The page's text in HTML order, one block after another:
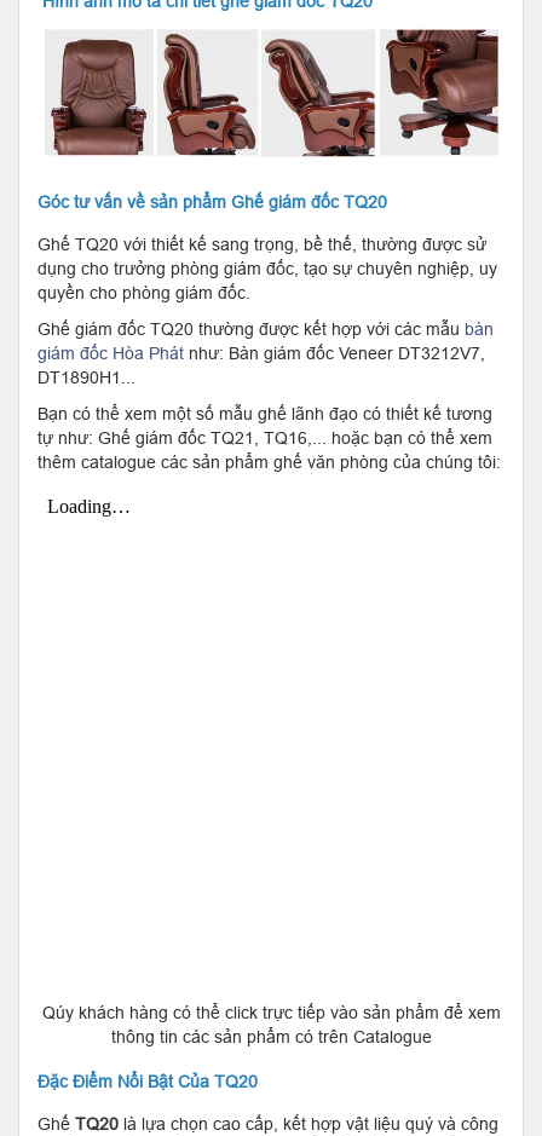
Góc tư vấn về sản phẩm Ghế giám đốc TQ20
Ghế TQ20 với thiết kế sang trọng, bề thế, thường được sử
dụng cho trưởng phòng giám đốc, tạo sự chuyên nghiệp, uy
quyền cho phòng giám đốc.
Ghế giám đốc TQ20 thường được kết hợp với các mẫu bàn
giám đốc Hòa Phát như: Bàn giám đốc Veneer DT3212V7,
DT1890H1...
Bạn có thể xem một số mẫu ghế lãnh đạo có thiết kế tương
tự như: Ghế giám đốc TQ21, TQ16,... hoặc bạn có thể xem
thêm catalogue các sản phẩm ghế văn phòng của chúng tôi:
Qúy khách hàng có thể click trực tiếp vào sản phẩm để xem
thông tin các sản phẩm có trên Catalogue
Đặc Điểm Nổi Bật Của TQ20
Ghế TQ20 là lựa chọn cao cấp, kết hợp vật liệu quý và công